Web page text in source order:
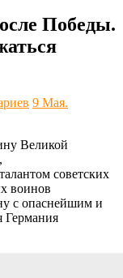
Победы.
9 Мая.
Великой
советских
воинов
с опаснейшим и
Германия